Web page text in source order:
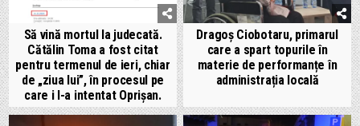
Să vină mortul la judecată.
Cătălin Toma a fost citat
pentru termenul de ieri, chiar
de „ziua lui”, în procesul pe
care i l-a intentat Oprișan.
Dragoș Ciobotaru, primarul
care a spart topurile în
materie de performanțe în
administrația locală